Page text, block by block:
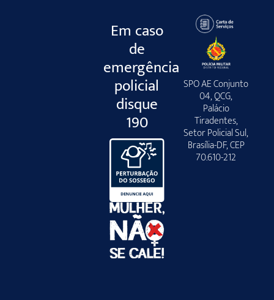
Em caso
de
emergência
policial
disque
190
SPO AE Conjunto
04, QCG,
Palácio
Tiradentes,
Setor Policial Sul,
Brasília-DF, CEP
70.610-212